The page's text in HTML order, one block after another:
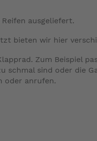
ausgeliefert.
bieten wir hier
Zum Beispiel
schmal sind oder die
oder anrufen.